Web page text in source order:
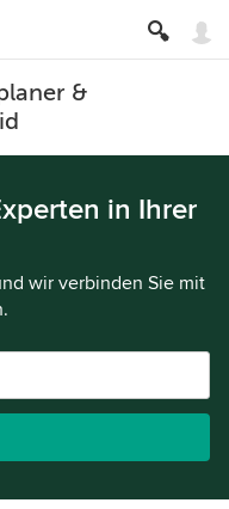
&
in Ihrer
wir verbinden Sie mit